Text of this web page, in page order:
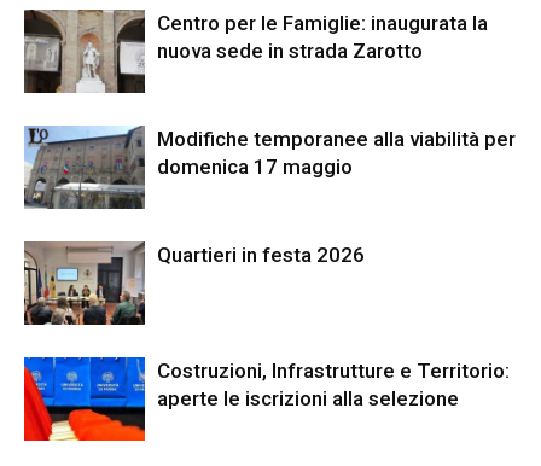
Centro per le Famiglie: inaugurata la
nuova sede in strada Zarotto
Modifiche temporanee alla viabilità per
domenica 17 maggio
Quartieri in festa 2026
Costruzioni, Infrastrutture e Territorio:
aperte le iscrizioni alla selezione